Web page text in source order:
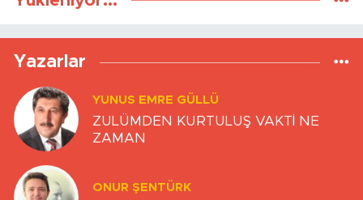
Yazarlar
YUNUS EMRE GÜLLÜ
ZULÜMDEN KURTULUŞ VAKTİ NE
ZAMAN
ONUR ŞENTÜRK